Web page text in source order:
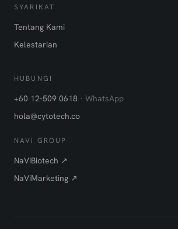
SYARIKAT
Tentang Kami
Kelestarian
HUBUNGI
+60 12-509 0618 · WhatsApp
hola@cytotech.co
NAVI GROUP
NaViBiotech ↗
NaViMarketing ↗